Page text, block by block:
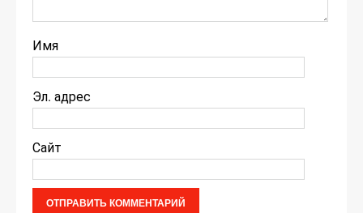
Имя
Эл. адрес
Сайт